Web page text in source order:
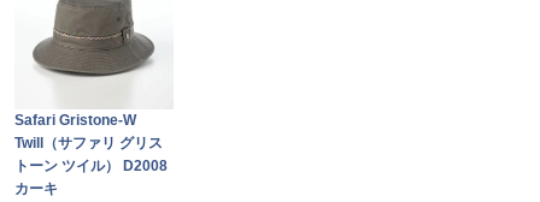
Safari Gristone-W
Twill（サファリ グリス
トーン ツイル） D2008
カーキ